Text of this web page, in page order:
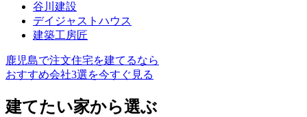
谷川建設
デイジャストハウス
建築工房匠
鹿児島で注文住宅を建てるなら
おすすめ会社3選を今すぐ見る
建てたい家から選ぶ